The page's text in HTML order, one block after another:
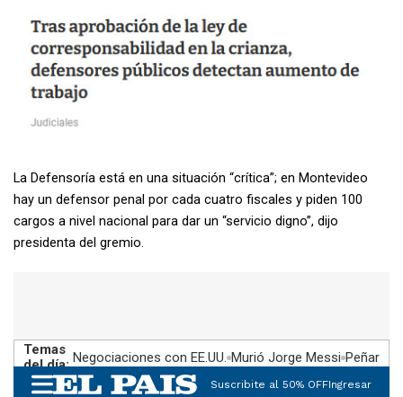
La Defensoría está en una situación “crítica”; en Montevideo
hay un defensor penal por cada cuatro fiscales y piden 100
cargos a nivel nacional para dar un “servicio digno”, dijo
presidenta del gremio.